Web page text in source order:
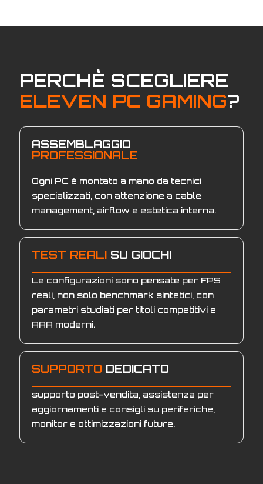
PERCHÈ SCEGLIERE
ELEVEN PC GAMING?
ASSEMBLAGGIO
PROFESSIONALE
Ogni PC è montato a mano da tecnici
specializzati, con attenzione a cable
management, airflow e estetica interna.
TEST REALI SU GIOCHI
Le configurazioni sono pensate per FPS
reali, non solo benchmark sintetici, con
parametri studiati per titoli competitivi e
AAA moderni.
SUPPORTO DEDICATO
supporto post-vendita, assistenza per
aggiornamenti e consigli su periferiche,
monitor e ottimizzazioni future.